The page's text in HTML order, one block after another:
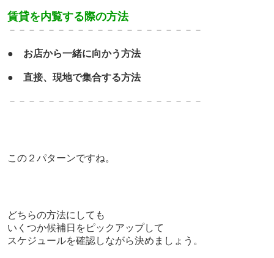
賃貸を内覧する際の方法
－－－－－－－－－－－－－－－－－－－－
● お店から一緒に向かう方法
● 直接、現地で集合する方法
－－－－－－－－－－－－－－－－－－－－
この２パターンですね。
どちらの方法にしても
いくつか候補日をピックアップして
スケジュールを確認しながら決めましょう。